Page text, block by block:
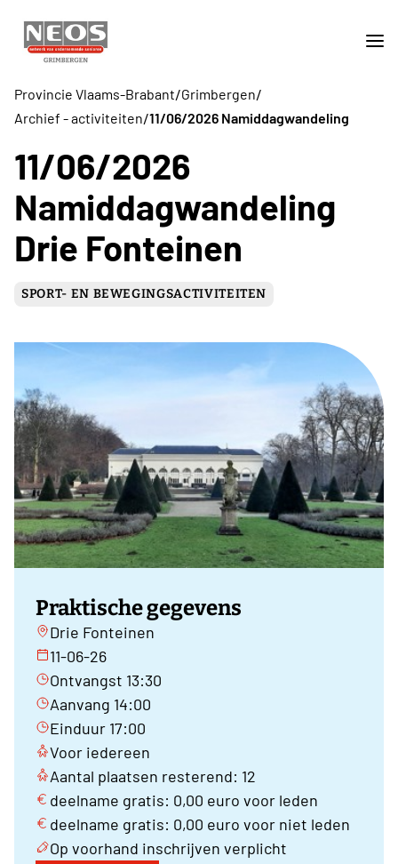
Provincie Vlaams-Brabant/Grimbergen/
Archief - activiteiten/11/06/2026 Namiddagwandeling
11/06/2026
Namiddagwandeling
Drie Fonteinen
SPORT- EN BEWEGINGSACTIVITEITEN
Praktische gegevens
Drie Fonteinen
11-06-26
Ontvangst 13:30
Aanvang 14:00
Einduur 17:00
Voor iedereen
Aantal plaatsen resterend: 12
deelname gratis: 0,00 euro voor leden
deelname gratis: 0,00 euro voor niet leden
Op voorhand inschrijven verplicht